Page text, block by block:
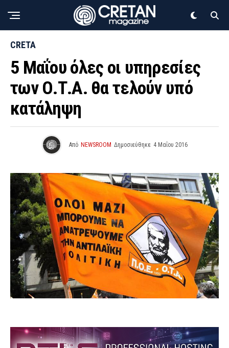
CRETA
5 Μαΐου όλες οι υπηρεσίες
των Ο.Τ.Α. θα τελούν υπό
κατάληψη
Από NEWSROOM Δημοσιεύθηκε 4 Μαΐου 2016